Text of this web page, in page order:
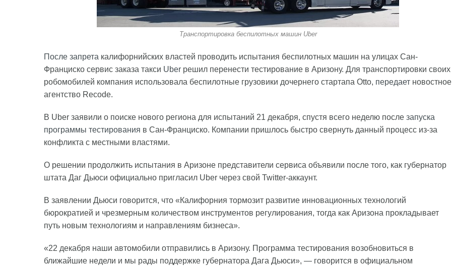
Транспортировка беспилотных машин Uber
После запрета калифорнийских властей проводить испытания беспилотных машин на улицах Сан-
Франциско сервис заказа такси Uber решил перенести тестирование в Аризону. Для транспортировки своих
робомобилей компания использовала беспилотные грузовики дочернего стартапа Otto, передает новостное
агентство Recode.
В Uber заявили о поиске нового региона для испытаний 21 декабря, спустя всего неделю после запуска
программы тестирования в Сан-Франциско. Компании пришлось быстро свернуть данный процесс из-за
конфликта с местными властями.
О решении продолжить испытания в Аризоне представители сервиса объявили после того, как губернатор
штата Даг Дьюси официально пригласил Uber через свой Twitter-аккаунт.
В заявлении Дьюси говорится, что «Калифорния тормозит развитие инновационных технологий
бюрократией и чрезмерным количеством инструментов регулирования, тогда как Аризона прокладывает
путь новым технологиям и направлениям бизнеса».
«22 декабря наши автомобили отправились в Аризону. Программа тестирования возобновиться в
ближайшие недели и мы рады поддержке губернатора Дага Дьюси», — говорится в официальном